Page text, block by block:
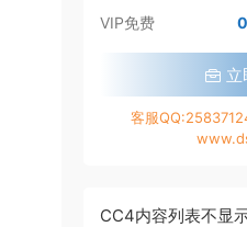
VIP免费 0
立
客服
CC4内容列表不显